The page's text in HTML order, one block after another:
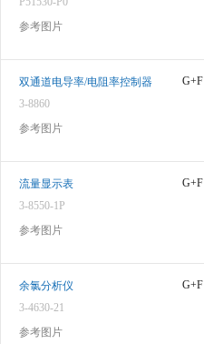
图像仅供参考，请参阅产品规格
参考图片
图像仅供参考，请参阅产品规格
双通道电导率/电阻率控制器
3-8860
参考图片
图像仅供参考，请参阅产品规格
G+F
流量显示表
3-8550-1P
参考图片
G+F
余氯分析仪
3-4630-21
参考图片
G+F